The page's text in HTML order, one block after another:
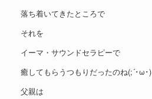
落ち着いてきたところで
それを
イーマ・サウンドセラピーで
癒してもらうつもりだったのね(;´･ω･)
父親は